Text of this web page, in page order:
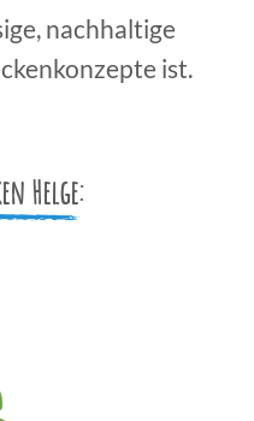
nachhaltige
ist.
Helge: